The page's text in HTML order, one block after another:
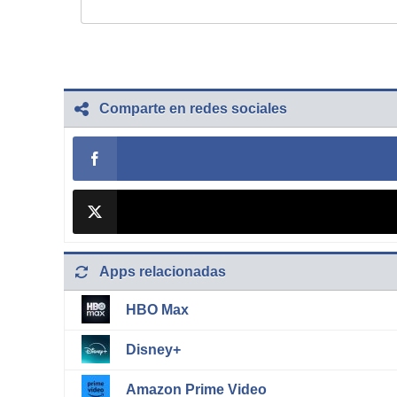
Comparte en redes sociales
Apps relacionadas
HBO Max
Disney+
Amazon Prime Video